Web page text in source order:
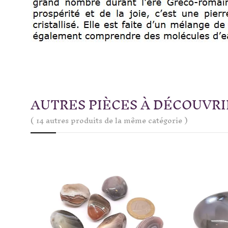
AUTRES PIÈCES À
( 14 autres produits de la même catégorie )